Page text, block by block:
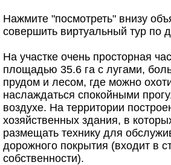
Нажмите "посмотреть" внизу
совершить виртуальный тур по
На участке очень просторная
площадью 35.6 га с лугами,
прудом и лесом, где можно
наслаждаться спокойными
воздухе. На территории
хозяйственных здания, в
размещать технику для
дорожного покрытия (входит в
собственности).